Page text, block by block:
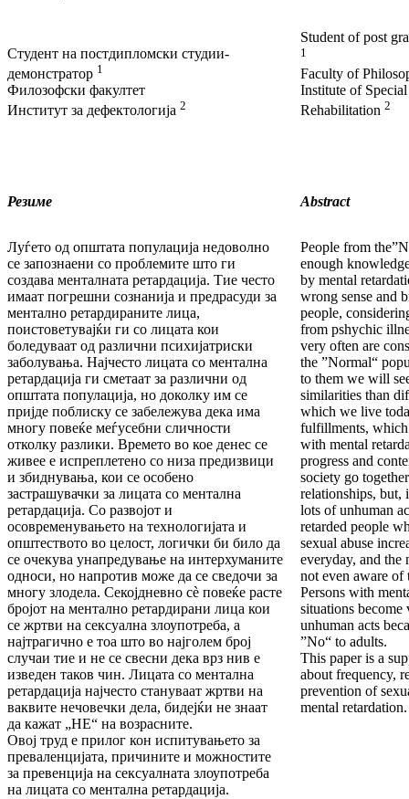
Студент на постдипломски студии-
демонстратор 1
Филозофски факултет
Институт за дефектологија 2
Student of post
1
Faculty of
Institute of
Rehabilitation 2
Резиме Abstract
Луѓето од општата популација недоволно
се запознаени со проблемите што ги
создава менталната ретардација. Тие често
имаат погрешни сознанија и предрасуди за
ментално ретардираните лица,
поистоветувајќи ги со лицата кои
боледуваат од различни психијатриски
заболувања. Најчесто лицата со ментална
ретардација ги сметаат за различни од
општата популација, но доколку им се
пријде поблиску се забележува дека има
многу повеќе меѓусебни сличности
отколку разлики. Времето во кое денес се
живее е испреплетено со низа предизвици
и збиднувања, кои се особено
застрашувачки за лицата со ментална
ретардација. Со развојот и
осовременувањето на технологијата и
општеството во целост, логички би било да
се очекува унапредување на интерхуманите
односи, но напротив може да се сведочи за
многу злодела. Секојдневно сè повеќе расте
бројот на ментално ретардирани лица кои
се жртви на сексуална злоупотреба, а
најтрагично е тоа што во најголем број
случаи тие и не се свесни дека врз нив е
изведен таков чин. Лицата со ментална
ретардација најчесто стануваат жртви на
ваквите нечовечки дела, бидејќи не знаат
да кажат „НЕ“ на возрасните.
Овој труд е прилог кон испитувањето за
преваленцијата, причините и можностите
за превенција на сексуалната злоупотреба
на лицата со ментална ретардација.
People from
enough
by mental
wrong sense and
people,
from pshychic
very often are
the ”Normal“
to them we will
similarities than
which we live
fulfillments,
with mental
progress and
society go
relationships, but,
lots of unhuman
retarded people
sexual abuse
everyday, and the
not even aware of
Persons with
situations
unhuman acts
”No“ to adults.
This paper is a
about frequency,
prevention of
mental retardation.